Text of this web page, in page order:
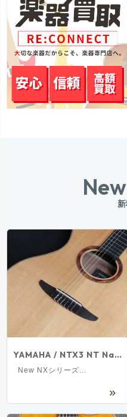
YAMAHA / NTX3 NT Natural エレガット ナイロンストリングス 【横浜店】【S/N:IMM270597】【1.95kg】
New NXシリーズ...
電子ピアノ
シンセサイザー
PA機器
Store Infomation
御茶ノ水本店
WINDPAL
名古屋栄店